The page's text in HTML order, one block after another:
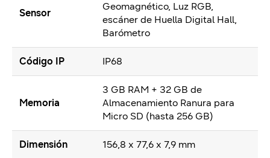
Sensor
Geomagnético, Luz RGB,
escáner de Huella Digital Hall,
Barómetro
Código IP IP68
Memoria
3 GB RAM + 32 GB de
Almacenamiento Ranura para
Micro SD (hasta 256 GB)
Dimensión 156,8 x 77,6 x 7,9 mm